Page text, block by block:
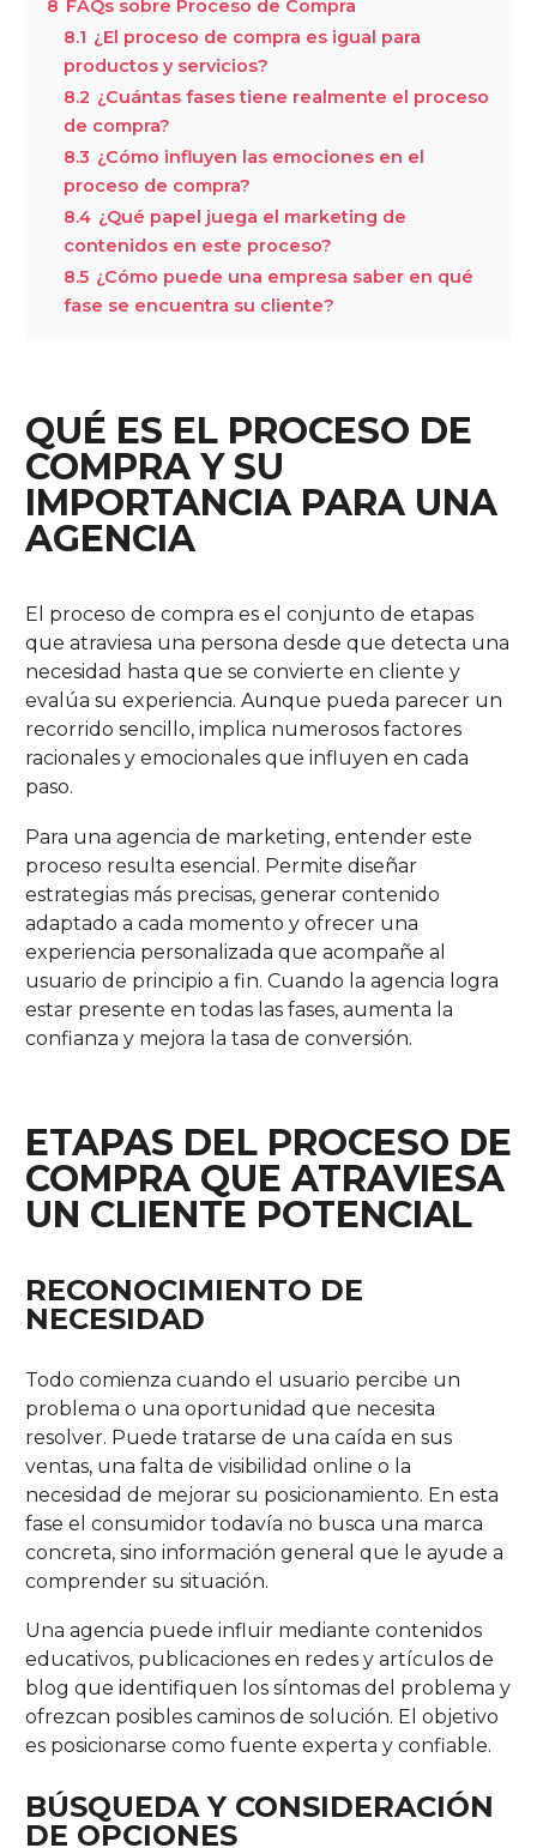
8 FAQs sobre Proceso de Compra
8.1 ¿El proceso de compra es igual para
productos y servicios?
8.2 ¿Cuántas fases tiene realmente el proceso
de compra?
8.3 ¿Cómo influyen las emociones en el
proceso de compra?
8.4 ¿Qué papel juega el marketing de
contenidos en este proceso?
8.5 ¿Cómo puede una empresa saber en qué
fase se encuentra su cliente?
QUÉ ES EL PROCESO DE
COMPRA Y SU
IMPORTANCIA PARA UNA
AGENCIA
El proceso de compra es el conjunto de etapas
que atraviesa una persona desde que detecta una
necesidad hasta que se convierte en cliente y
evalúa su experiencia. Aunque pueda parecer un
recorrido sencillo, implica numerosos factores
racionales y emocionales que influyen en cada
paso.
Para una agencia de marketing, entender este
proceso resulta esencial. Permite diseñar
estrategias más precisas, generar contenido
adaptado a cada momento y ofrecer una
experiencia personalizada que acompañe al
usuario de principio a fin. Cuando la agencia logra
estar presente en todas las fases, aumenta la
confianza y mejora la tasa de conversión.
ETAPAS DEL PROCESO DE
COMPRA QUE ATRAVIESA
UN CLIENTE POTENCIAL
RECONOCIMIENTO DE
NECESIDAD
Todo comienza cuando el usuario percibe un
problema o una oportunidad que necesita
resolver. Puede tratarse de una caída en sus
ventas, una falta de visibilidad online o la
necesidad de mejorar su posicionamiento. En esta
fase el consumidor todavía no busca una marca
concreta, sino información general que le ayude a
comprender su situación.
Una agencia puede influir mediante contenidos
educativos, publicaciones en redes y artículos de
blog que identifiquen los síntomas del problema y
ofrezcan posibles caminos de solución. El objetivo
es posicionarse como fuente experta y confiable.
BÚSQUEDA Y CONSIDERACIÓN
DE OPCIONES